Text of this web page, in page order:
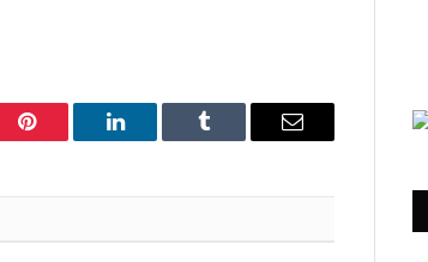
Pinterest LinkedIn Tumblr
E-